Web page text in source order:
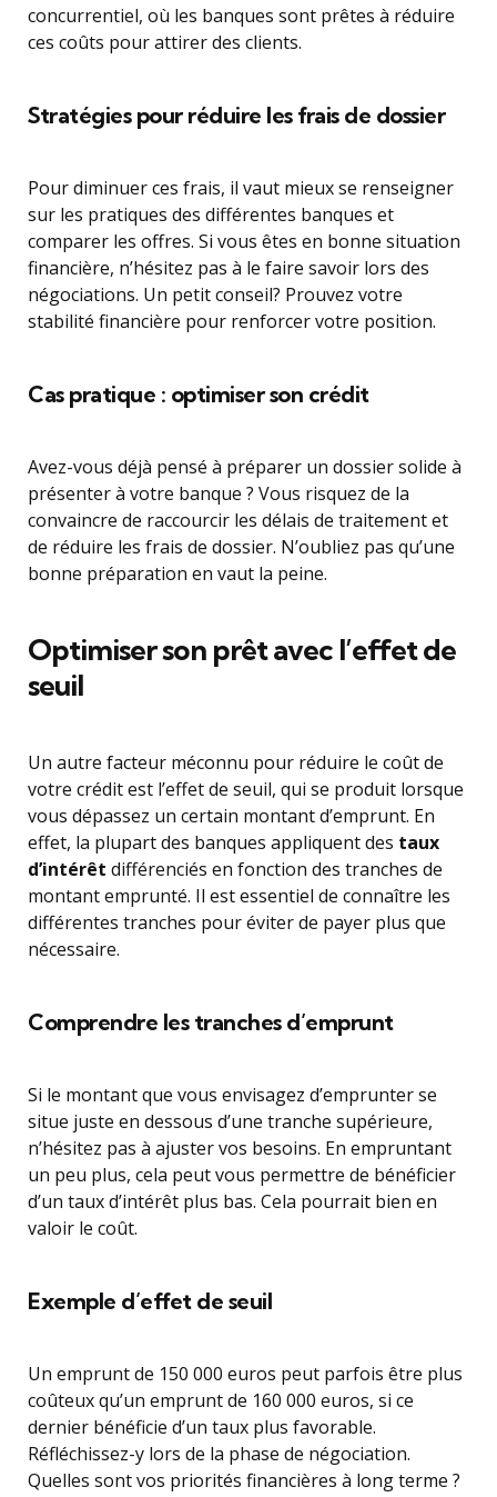
concurrentiel, où les banques sont prêtes à réduire
ces coûts pour attirer des clients.
Stratégies pour réduire les frais de dossier
Pour diminuer ces frais, il vaut mieux se renseigner
sur les pratiques des différentes banques et
comparer les offres. Si vous êtes en bonne situation
financière, n’hésitez pas à le faire savoir lors des
négociations. Un petit conseil? Prouvez votre
stabilité financière pour renforcer votre position.
Cas pratique : optimiser son crédit
Avez-vous déjà pensé à préparer un dossier solide à
présenter à votre banque ? Vous risquez de la
convaincre de raccourcir les délais de traitement et
de réduire les frais de dossier. N’oubliez pas qu’une
bonne préparation en vaut la peine.
Optimiser son prêt avec l’effet de
seuil
Un autre facteur méconnu pour réduire le coût de
votre crédit est l’effet de seuil, qui se produit lorsque
vous dépassez un certain montant d’emprunt. En
effet, la plupart des banques appliquent des taux
d’intérêt différenciés en fonction des tranches de
montant emprunté. Il est essentiel de connaître les
différentes tranches pour éviter de payer plus que
nécessaire.
Comprendre les tranches d’emprunt
Si le montant que vous envisagez d’emprunter se
situe juste en dessous d’une tranche supérieure,
n’hésitez pas à ajuster vos besoins. En empruntant
un peu plus, cela peut vous permettre de bénéficier
d’un taux d’intérêt plus bas. Cela pourrait bien en
valoir le coût.
Exemple d’effet de seuil
Un emprunt de 150 000 euros peut parfois être plus
coûteux qu’un emprunt de 160 000 euros, si ce
dernier bénéficie d’un taux plus favorable.
Réfléchissez-y lors de la phase de négociation.
Quelles sont vos priorités financières à long terme ?